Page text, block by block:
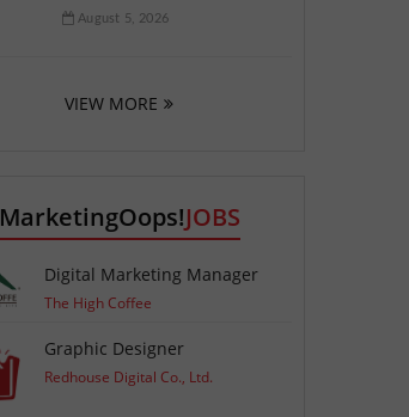
August 5, 2026
VIEW MORE
MarketingOops!JOBS
Digital Marketing Manager
The High Coffee
Graphic Designer
Redhouse Digital Co., Ltd.